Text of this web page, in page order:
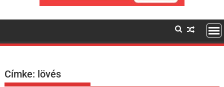
Címke: lövés